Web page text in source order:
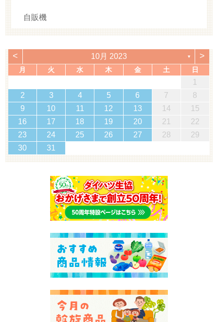
自販機
< 10月 2023 ▼ >
月 火 水 木 金 土 日
1
2
3 4 5 6 7
8
9
10 11 12 13 14
15
16
17 18 19 20 21
22
23
24 25 26 27 28
29
30
31